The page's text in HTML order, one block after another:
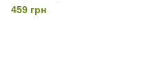
капсул
459 грн